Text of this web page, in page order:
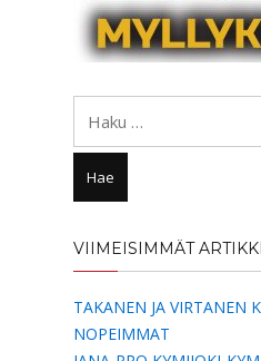
VIIMEISIMMÄT
TAKANEN JA VIRTANEN
NOPEIMMAT